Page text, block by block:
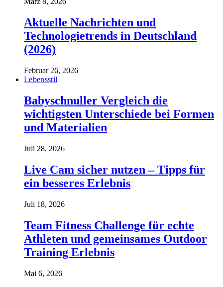
Aktuelle Nachrichten und
Technologietrends in Deutschland
(2026)
Februar 26, 2026
Lebensstil
Babyschnuller Vergleich die
wichtigsten Unterschiede bei Formen
und Materialien
Juli 28, 2026
Live Cam sicher nutzen – Tipps für
ein besseres Erlebnis
Juli 18, 2026
Team Fitness Challenge für echte
Athleten und gemeinsames Outdoor
Training Erlebnis
Mai 6, 2026